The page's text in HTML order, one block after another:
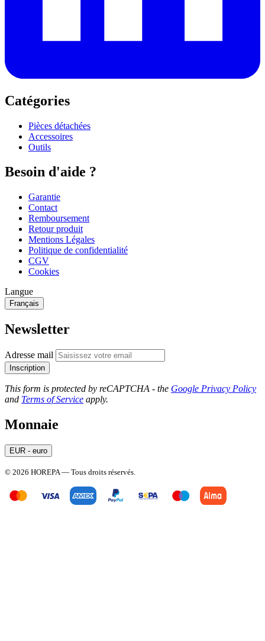
Catégories
Pièces détachées
Accessoires
Outils
Besoin d'aide ?
Garantie
Contact
Remboursement
Retour produit
Mentions Légales
Politique de confidentialité
CGV
Cookies
Langue
Français
Newsletter
Adresse mail
Inscription
This form is protected by reCAPTCHA - the Google Privacy Policy
and Terms of Service apply.
Monnaie
EUR - euro
© 2026 HOREPA — Tous droits réservés.